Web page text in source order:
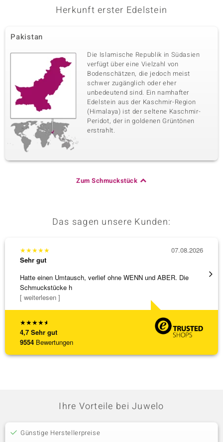
Herkunft erster Edelstein
Pakistan
Die Islamische Republik in Südasien
verfügt über eine Vielzahl von
Bodenschätzen, die jedoch meist
schwer zugänglich oder eher
unbedeutend sind. Ein namhafter
Edelstein aus der Kaschmir-Region
(Himalaya) ist der seltene Kaschmir-
Peridot, der in goldenen Grüntönen
erstrahlt.
Zum Schmuckstück
Das sagen unsere Kunden:
★★★★★
4,7 Sehr gut
9554 Bewertungen
★★★★★
Sehr gut
Hatte einen Umtausch, verlief ohne WENN und ABER. Die
Schmuckstücke h
[ weiterlesen ]
07.08.2026
Eine
Ihre Vorteile bei Juwelo
Günstige Herstellerpreise